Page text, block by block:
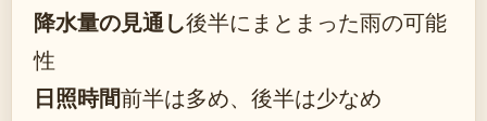
降水量の見通し後半にまとまった雨の可能
性
日照時間前半は多め、後半は少なめ